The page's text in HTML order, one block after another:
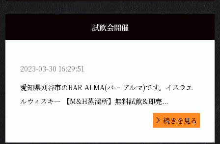
試飲会開催
2023-03-30 16:29:51
愛知県刈谷市のBAR ALMA(バー アルマ)です。イスラエ
ルウィスキー 【M&H蒸溜所】無料試飲&即売...
続きを見る